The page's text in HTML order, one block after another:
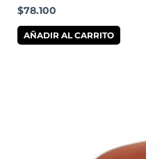
$78.100
AÑADIR AL CARRITO